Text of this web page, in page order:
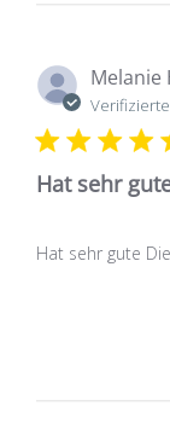
Melanie
Hat sehr
Hat sehr gute